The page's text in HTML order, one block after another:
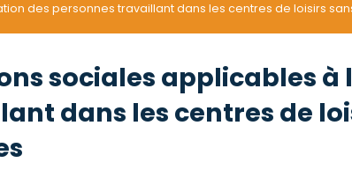
des personnes travaillant dans les centres de loisirs
sociales applicables à
dans les centres de